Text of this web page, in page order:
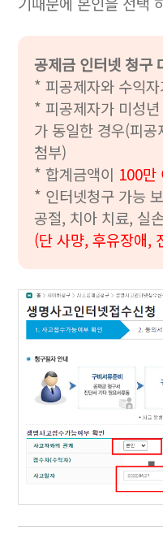
공제금 인터넷 청구
* 피공제자와 수익
* 피공제자가 미성
가 동일한 경우(피
첨부)
* 합계금액이 100만
* 인터넷청구 가능
공절, 치아 치료, 실
(단 사먕, 후유장애,